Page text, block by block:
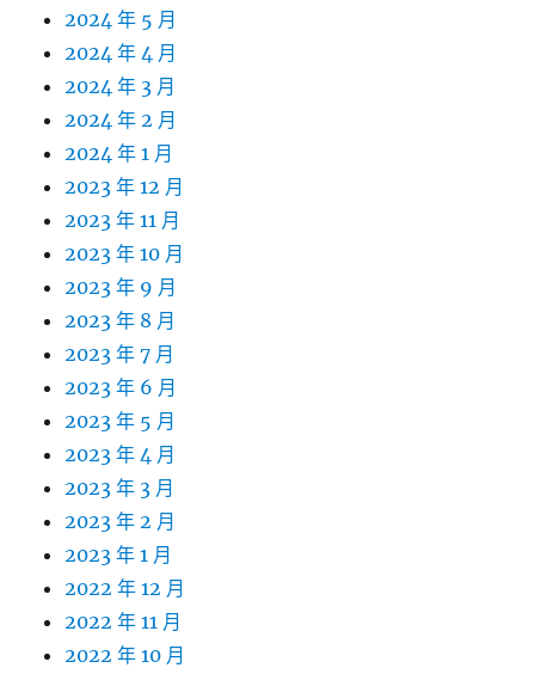
2024 年 5 月
2024 年 4 月
2024 年 3 月
2024 年 2 月
2024 年 1 月
2023 年 12 月
2023 年 11 月
2023 年 10 月
2023 年 9 月
2023 年 8 月
2023 年 7 月
2023 年 6 月
2023 年 5 月
2023 年 4 月
2023 年 3 月
2023 年 2 月
2023 年 1 月
2022 年 12 月
2022 年 11 月
2022 年 10 月